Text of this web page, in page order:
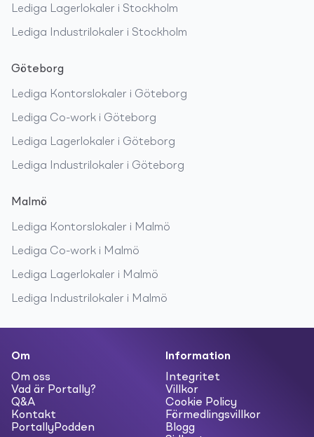
Lediga Lagerlokaler i Stockholm
Lediga Industrilokaler i Stockholm
Göteborg
Lediga Kontorslokaler i Göteborg
Lediga Co-work i Göteborg
Lediga Lagerlokaler i Göteborg
Lediga Industrilokaler i Göteborg
Malmö
Lediga Kontorslokaler i Malmö
Lediga Co-work i Malmö
Lediga Lagerlokaler i Malmö
Lediga Industrilokaler i Malmö
Om
Om oss
Vad är Portally?
Q&A
Kontakt
PortallyPodden
Information
Integritet
Villkor
Cookie Policy
Förmedlingsvillkor
Blogg